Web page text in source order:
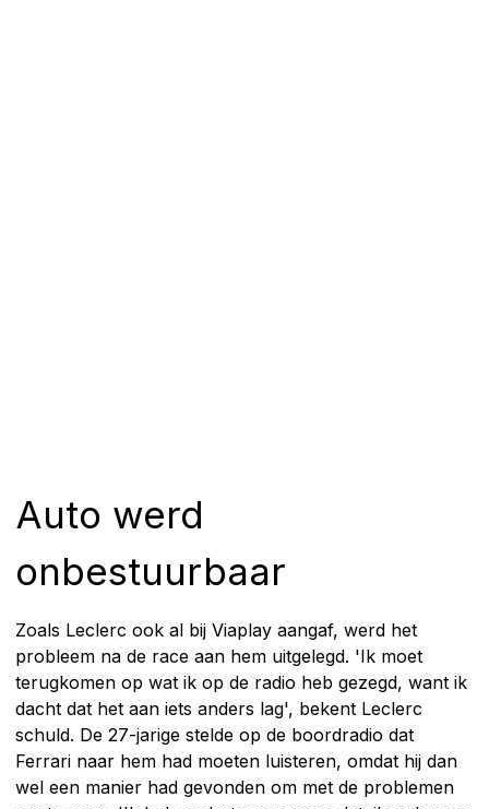
Auto werd
onbestuurbaar
Zoals Leclerc ook al bij Viaplay aangaf, werd het
probleem na de race aan hem uitgelegd. 'Ik moet
terugkomen op wat ik op de radio heb gezegd, want ik
dacht dat het aan iets anders lag', bekent Leclerc
schuld. De 27-jarige stelde op de boordradio dat
Ferrari naar hem had moeten luisteren, omdat hij dan
wel een manier had gevonden om met de problemen